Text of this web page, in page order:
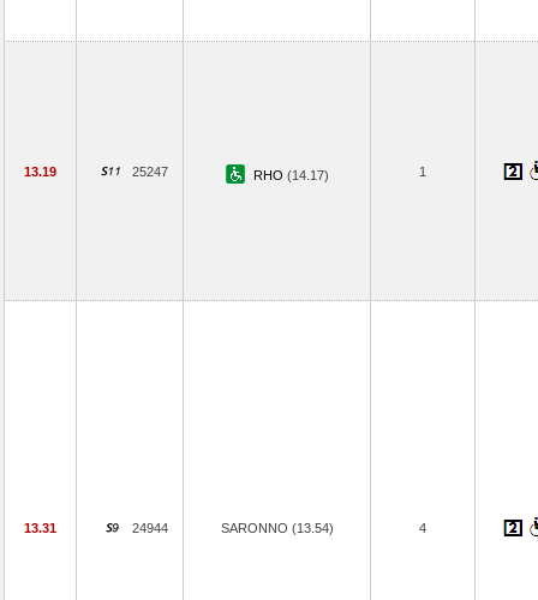
13.19 25247 RHO (14.17) 1
13.31 24944 SARONNO (13.54) 4